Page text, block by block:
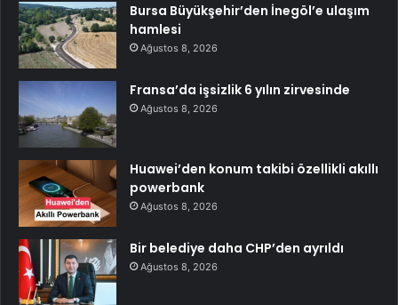
Bursa Büyükşehir’den İnegöl’e ulaşım
hamlesi
Ağustos 8, 2026
Fransa’da işsizlik 6 yılın zirvesinde
Ağustos 8, 2026
Huawei’den konum takibi özellikli akıllı
powerbank
Ağustos 8, 2026
Bir belediye daha CHP’den ayrıldı
Ağustos 8, 2026